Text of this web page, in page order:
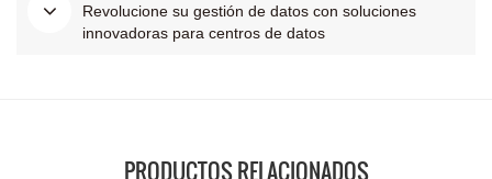
Revolucione su gestión de datos con soluciones
innovadoras para centros de datos
PRODUCTOS RELACIONADOS